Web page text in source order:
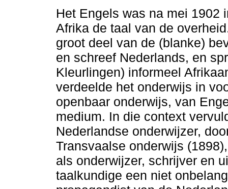
Het Engels was na mei 1902
Afrika de taal van de
groot deel van de (blanke)
en schreef Nederlands, en
Kleurlingen) informeel
verdeelde het onderwijs in
openbaar onderwijs, van
medium. In die context
Nederlandse onderwijzer,
Transvaalse onderwijs
als onderwijzer, schrijver en
taalkundige een niet